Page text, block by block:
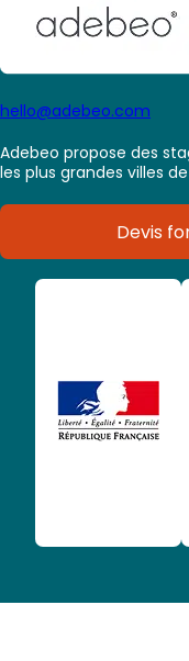
hello@adebeo.com
Adebeo propose des
les plus grandes villes
Devis